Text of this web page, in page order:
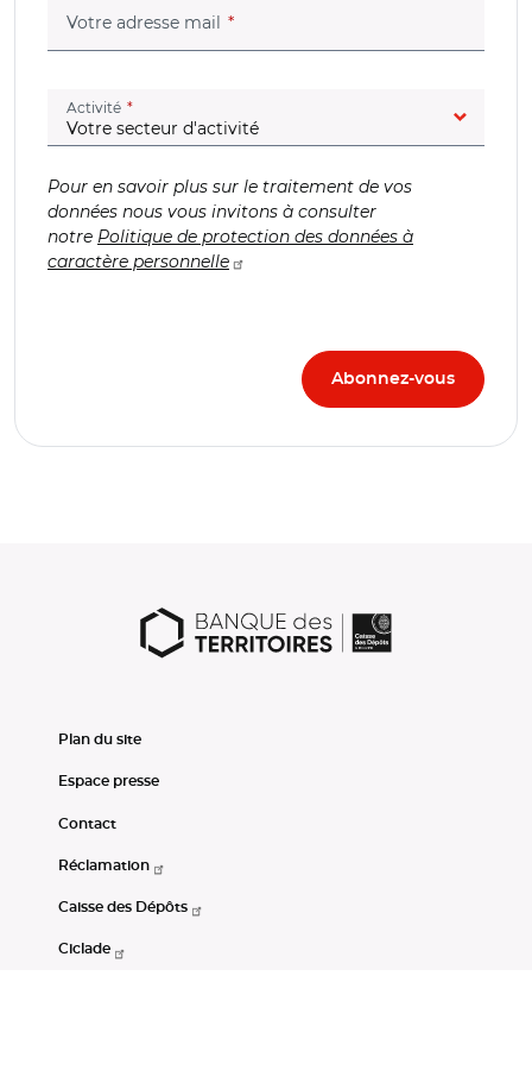
Votre adresse mail (champ obligatoire)
Activité (champ obligatoire)
Pour en savoir plus sur le traitement de vos
données nous vous invitons à consulter
notre Politique de protection des données à
caractère personnelle
Plan du site
Espace presse
Contact
Réclamation
Caisse des Dépôts
Ciclade